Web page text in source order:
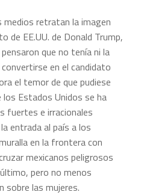
medios retratan la imagen
de EE.UU. de Donald Trump,
que no tenía ni la
en el candidato
el temor de que pudiese
Estados Unidos se ha
fuertes e irracionales
entrada al país a los
en la frontera con
mexicanos peligrosos
pero no menos
sobre las mujeres.